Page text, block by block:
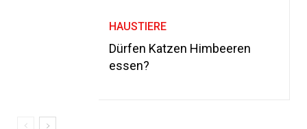
HAUSTIERE
Dürfen Katzen Himbeeren
essen?